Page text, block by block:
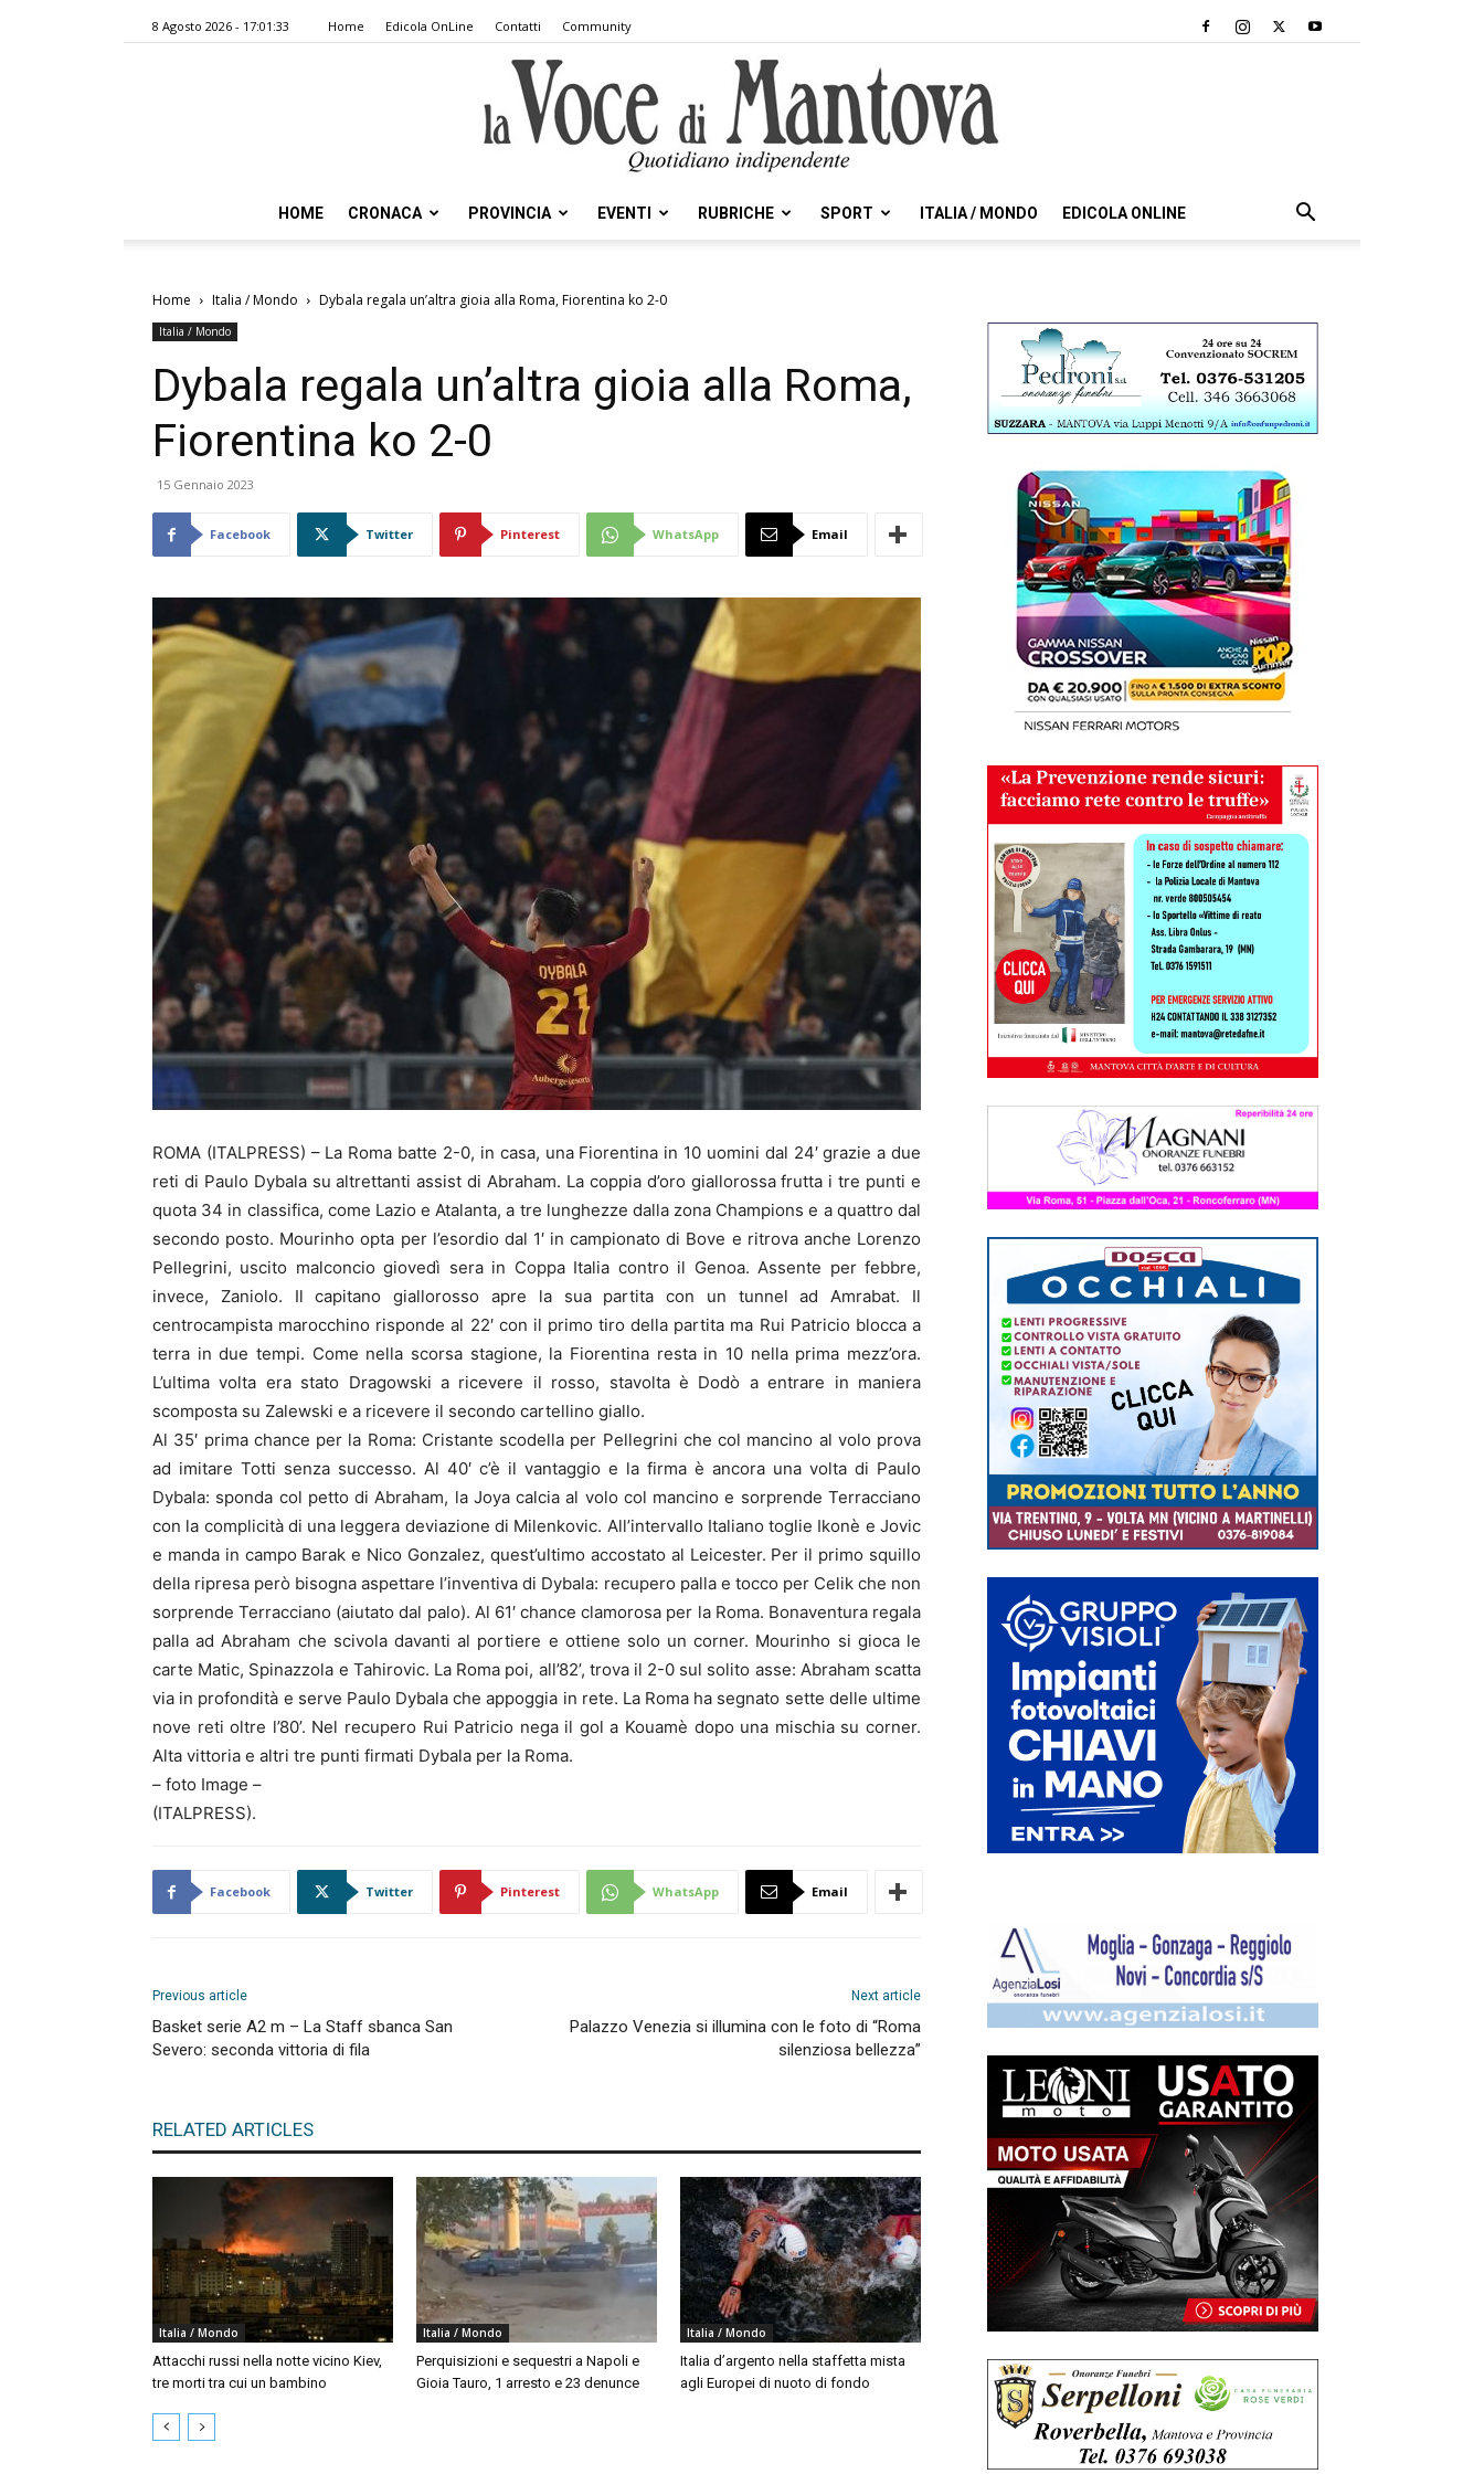
8 Agosto 2026 - 17:01:33 Home Edicola OnLine Contatti Community
Voce
Mantova
HOME CRONACA PROVINCIA EVENTI RUBRICHE SPORT ITALIA / MONDO EDICOLA ONLINE
Home Italia / Mondo Dybala regala un’altra gioia alla Roma, Fiorentina ko 2-0
Italia / Mondo
Dybala regala un’altra gioia alla Roma,
Fiorentina ko 2-0
15 Gennaio 2023
Facebook Twitter Pinterest WhatsApp Email
ROMA (ITALPRESS) – La Roma batte 2-0, in casa, una Fiorentina in 10 uomini dal 24′ grazie a due
reti di Paulo Dybala su altrettanti assist di Abraham. La coppia d’oro giallorossa frutta i tre punti e
quota 34 in classifica, come Lazio e Atalanta, a tre lunghezze dalla zona Champions e a quattro dal
secondo posto. Mourinho opta per l’esordio dal 1′ in campionato di Bove e ritrova anche Lorenzo
Pellegrini, uscito malconcio giovedì sera in Coppa Italia contro il Genoa. Assente per febbre,
invece, Zaniolo. Il capitano giallorosso apre la sua partita con un tunnel ad Amrabat. Il
centrocampista marocchino risponde al 22′ con il primo tiro della partita ma Rui Patricio blocca a
terra in due tempi. Come nella scorsa stagione, la Fiorentina resta in 10 nella prima mezz’ora.
L’ultima volta era stato Dragowski a ricevere il rosso, stavolta è Dodò a entrare in maniera
scomposta su Zalewski e a ricevere il secondo cartellino giallo.
Al 35′ prima chance per la Roma: Cristante scodella per Pellegrini che col mancino al volo prova
ad imitare Totti senza successo. Al 40′ c’è il vantaggio e la firma è ancora una volta di Paulo
Dybala: sponda col petto di Abraham, la Joya calcia al volo col mancino e sorprende Terracciano
con la complicità di una leggera deviazione di Milenkovic. All’intervallo Italiano toglie Ikonè e Jovic
e manda in campo Barak e Nico Gonzalez, quest’ultimo accostato al Leicester. Per il primo squillo
della ripresa però bisogna aspettare l’inventiva di Dybala: recupero palla e tocco per Celik che non
sorprende Terracciano (aiutato dal palo). Al 61′ chance clamorosa per la Roma. Bonaventura regala
palla ad Abraham che scivola davanti al portiere e ottiene solo un corner. Mourinho si gioca le
carte Matic, Spinazzola e Tahirovic. La Roma poi, all’82’, trova il 2-0 sul solito asse: Abraham scatta
via in profondità e serve Paulo Dybala che appoggia in rete. La Roma ha segnato sette delle ultime
nove reti oltre l’80’. Nel recupero Rui Patricio nega il gol a Kouamè dopo una mischia su corner.
Alta vittoria e altri tre punti firmati Dybala per la Roma.
– foto Image –
(ITALPRESS).
Facebook Twitter Pinterest WhatsApp Email
Previous article
Basket serie A2 m – La Staff sbanca San
Severo: seconda vittoria di fila
Next article
Palazzo Venezia si illumina con le foto di “Roma
silenziosa bellezza”
RELATED ARTICLES
Italia / Mondo
Attacchi russi nella notte vicino Kiev,
tre morti tra cui un bambino
Italia / Mondo
Perquisizioni e sequestri a Napoli e
Gioia Tauro, 1 arresto e 23 denunce
Italia / Mondo
Italia d’argento nella staffetta mista
agli Europei di nuoto di fondo